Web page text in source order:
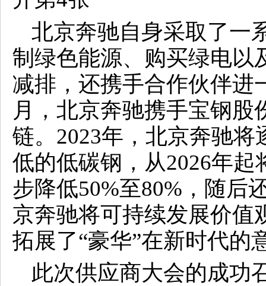
北京奔驰自身采取了一
制绿色能源、购买绿电以
减排，还携手合作伙伴进
月，北京奔驰携手宝钢
链。2023年，北京奔驰
低的低碳钢，从2026年
步降低50%至80%，随后
京奔驰将可持续发展价值
拓展了“豪华”在新时代的
此次供应商大会的成功